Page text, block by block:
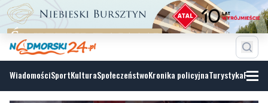
WiadomościSportKulturaSpołeczeństwoKronika policyjnaTurystyka